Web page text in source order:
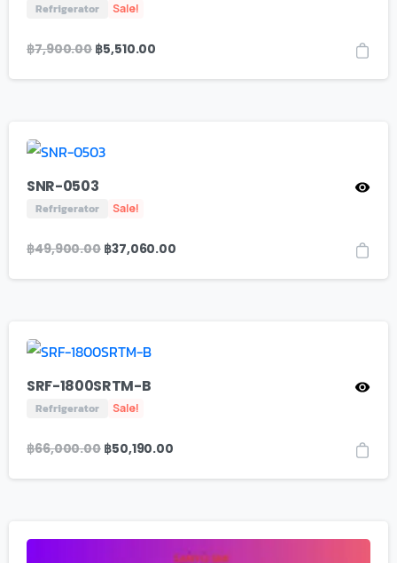
Refrigerator Sale!
฿7,900.00 ฿5,510.00
SNR-0503
Refrigerator Sale!
฿49,900.00 ฿37,060.00
SRF-1800SRTM-B
Refrigerator Sale!
฿66,000.00 ฿50,190.00